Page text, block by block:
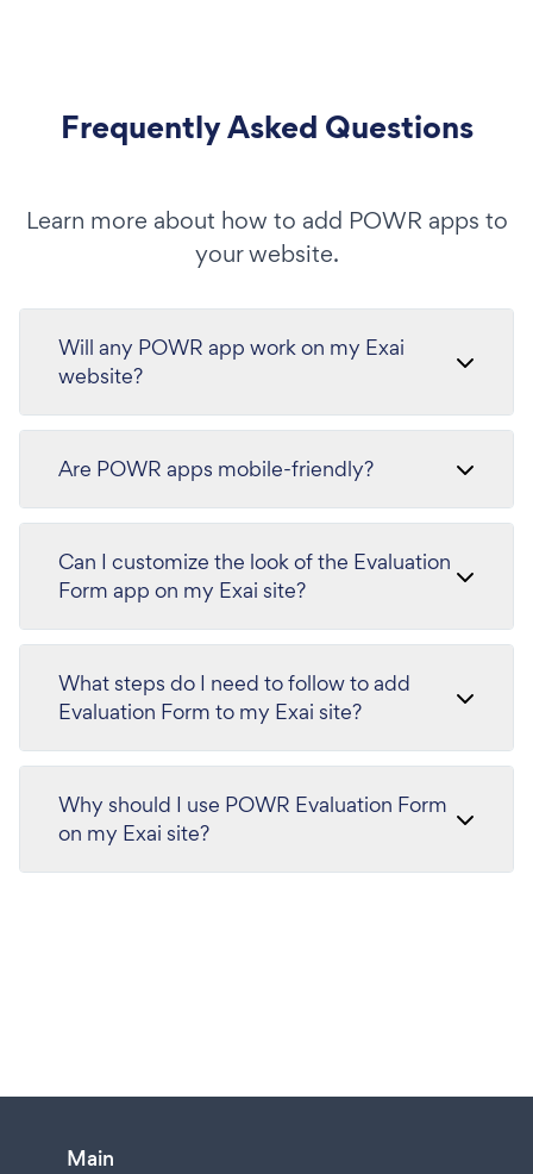
Frequently Asked Questions
Learn more about how to add POWR apps to
your website.
Will any POWR app work on my Exai
website?
Are POWR apps mobile-friendly?
Can I customize the look of the Evaluation
Form app on my Exai site?
What steps do I need to follow to add
Evaluation Form to my Exai site?
Why should I use POWR Evaluation Form
on my Exai site?
Main